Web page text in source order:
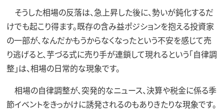
そうした相場の反落は、急上昇した後に、勢いが鈍化するだ
けでも起こり得ます。既存の含み益ポジションを抱える投資家
の一部が、なんだかもうからなくなったという不安を感じて売
り逃げると、芋づる式に売り手が連鎖して現れるという「自律調
整」は、相場の日常的な現象です。
相場の自律調整が、突発的なニュース、決算や税金に係る季
節イベントをきっかけに誘発されるのもありきたりな現象です。